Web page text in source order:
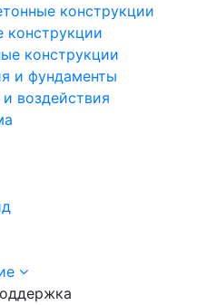
конструкции
конструкции
конструкции
и фундаменты
воздействия